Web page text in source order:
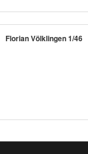
Florian Völklingen 1/46